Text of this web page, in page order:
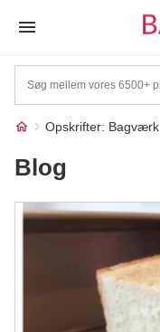
Opskrifter: Bagværk
Blog